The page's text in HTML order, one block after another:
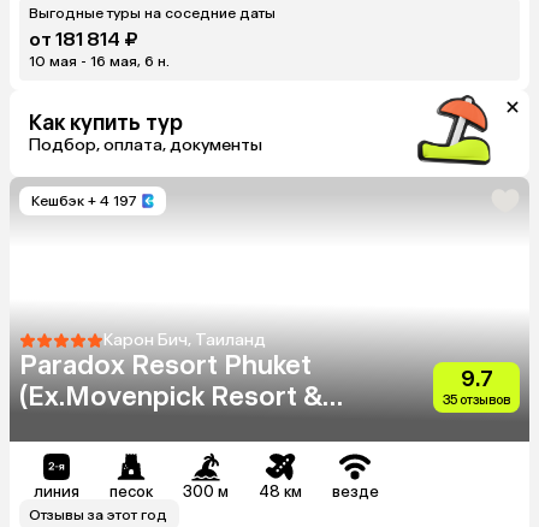
Выгодные туры на соседние даты
от 181 814 ₽
10 мая - 16 мая, 6 н.
Как купить тур
Подбор, оплата, документы
Кешбэк + 4 197
Карон Бич, Таиланд
Paradox Resort Phuket
(Ex.Movenpick Resort &
9.7
35 отзывов
линия песок 300 м 48 км везде
Отзывы за этот год